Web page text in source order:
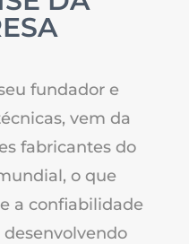
fundador e
vem da
fabricantes do
o que
a confiabilidade
desenvolvendo